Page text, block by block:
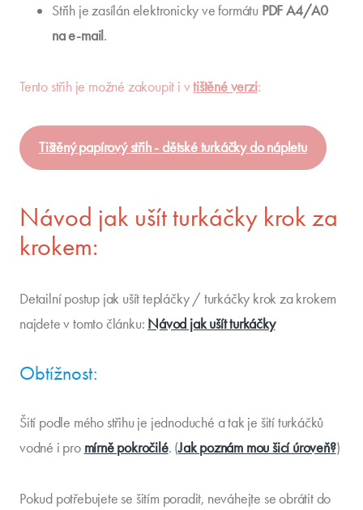
Střih je zasílán elektronicky ve formátu PDF A4/A0
na e-mail.
Tento střih je možné zakoupit i vtištěné verzi:
Tištěný papírový střih - dětské turkáčky do nápletu
Návod jak ušít turkáčky krok za
krokem:
Detailní postup jak ušít tepláčky / turkáčky krok za krokem
najdete v tomto článku: Návod jak ušít turkáčky
Obtížnost:
Šití podle mého střihu je jednoduché a tak je šití turkáčků
vodné i pro mírně pokročilé. (Jak poznám mou šicí úroveň?)
Pokud potřebujete se šitím poradit, neváhejte se obrátit do